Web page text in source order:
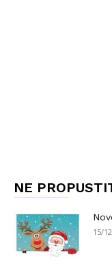
NE
15/